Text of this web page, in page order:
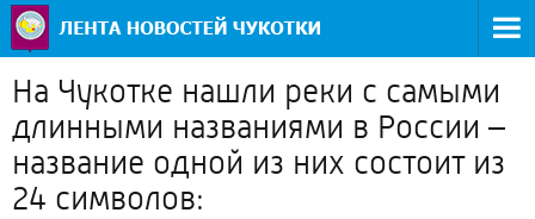
На Чукотке нашли реки с самыми
длинными названиями в России –
название одной из них состоит из
24 символов: